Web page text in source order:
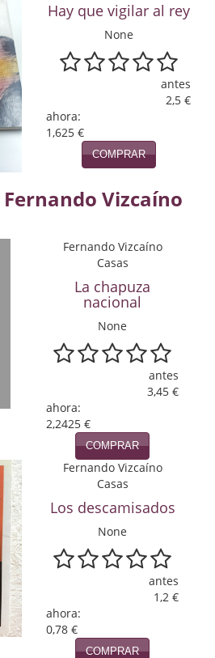
Hay que vigilar al rey
None
antes
2,5 €
ahora:
1,625 €
COMPRAR
Fernando Vizcaíno
Fernando Vizcaíno
Casas
La chapuza
nacional
None
antes
3,45 €
ahora:
2,2425 €
COMPRAR
Fernando Vizcaíno
Casas
Los descamisados
None
antes
1,2 €
ahora:
0,78 €
COMPRAR